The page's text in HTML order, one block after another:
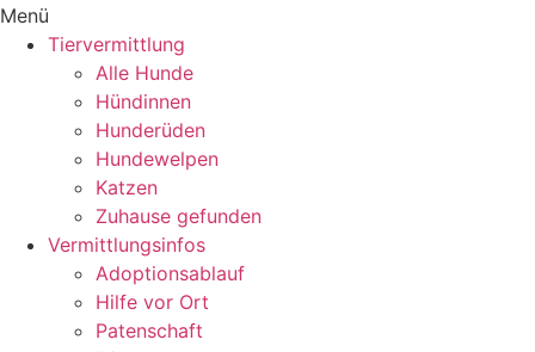
Menü
Tiervermittlung
Alle Hunde
Hündinnen
Hunderüden
Hundewelpen
Katzen
Zuhause gefunden
Vermittlungsinfos
Adoptionsablauf
Hilfe vor Ort
Patenschaft